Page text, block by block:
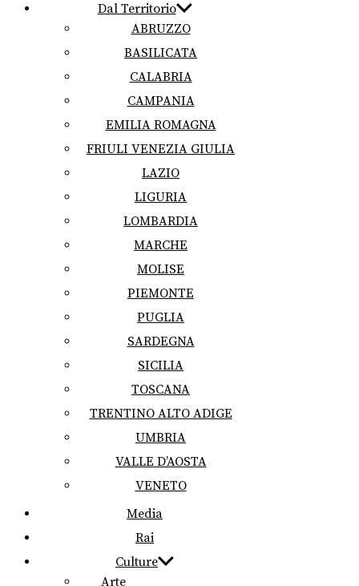
Dal Territorio
ABRUZZO
BASILICATA
CALABRIA
CAMPANIA
EMILIA ROMAGNA
FRIULI VENEZIA GIULIA
LAZIO
LIGURIA
LOMBARDIA
MARCHE
MOLISE
PIEMONTE
PUGLIA
SARDEGNA
SICILIA
TOSCANA
TRENTINO ALTO ADIGE
UMBRIA
VALLE D’AOSTA
VENETO
Media
Rai
Culture
Arte